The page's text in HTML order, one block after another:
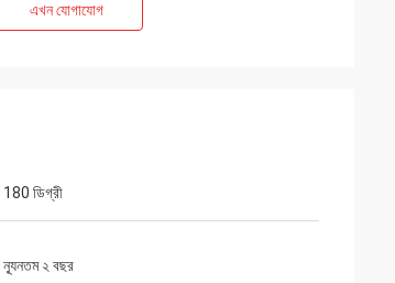
এখন যোগাযোগ
180 ডিগ্রী
ন্যূনতম ২ বছর